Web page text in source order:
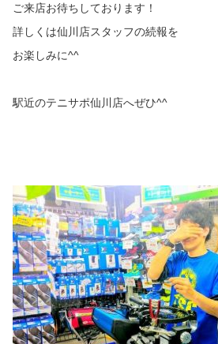
ご来店お待ちしております！
詳しくは仙川店スタッフの続報を
お楽しみに^^
駅近のテニサポ仙川店へぜひ^^